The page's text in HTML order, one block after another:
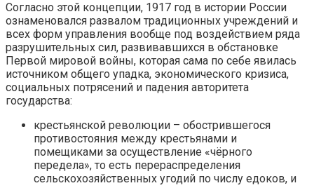
Согласно этой концепции, 1917 год в истории России
ознаменовался развалом традиционных учреждений и
всех форм управления вообще под воздействием ряда
разрушительных сил, развивавшихся в обстановке
Первой мировой войны, которая сама по себе явилась
источником общего упадка, экономического кризиса,
социальных потрясений и падения авторитета
государства:
крестьянской революции – обострившегося
противостояния между крестьянами и
помещиками за осуществление «чёрного
передела», то есть перераспределения
сельскохозяйственных угодий по числу едоков, и